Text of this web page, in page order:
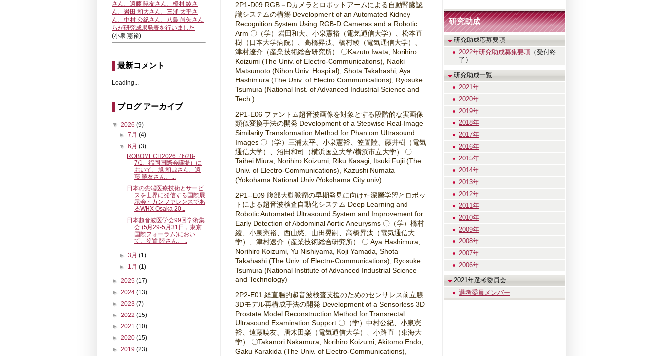
2P1-D09 RGB－Dカメラとロボットアームによる自動腎臓認
識システムの構築 Development of an Automated Kidney
Recognition System Using RGB-D Cameras and a Robotic
Arm 〇（学）岩田和大、小泉憲裕（電気通信大学）、松本直
樹（日本大学病院）、高橋昇汰、橋村綾（電気通信大学）、
津村遼介（産業技術総合研究所） 〇Kazuto Iwata, Norihiro
Koizumi (The Univ. of Electro-Communications), Naoki
Matsumoto (Nihon Univ. Hospital), Shota Takahashi, Aya
Hashimura (The Univ. of Electro Communications), Ryosuke
Tsumura (National Inst. of Advanced Industrial Science and
Tech.)
2P1-E06 ファントム超音波画像を対象とする段階的な実画像
類似変換手法の開発 Development of a Stepwise Real-Image
Similarity Transformation Method for Phantom Ultrasound
Images 〇（学）三浦太平、小泉憲裕、笠置陸、藤井樹（電気
通信大学）、沼田和司（横浜国立大学/横浜市立大学） 〇
Taihei Miura, Norihiro Koizumi, Riku Kasagi, Itsuki Fujii (The
Univ. of Electro-Communications), Kazushi Numata
(Yokohama National Univ./Yokohama City univ)
2P1--E09 腹部大動脈瘤の早期発見に向けた深層学習とロボッ
トによる超音波検査自動化システム Deep Learning and
Robotic Automated Ultrasound System and Improvement for
Early Detection of Abdominal Aortic Aneurysms 〇（学）橋村
綾、小泉憲裕、西山悠、山田晃嗣、高橋昇汰（電気通信大
学）、津村遼介（産業技術総合研究所） 〇 Aya Hashimura,
Norihiro Koizumi, Yu Nishiyama, Koji Yamada, Shota
Takahashi (The Univ. of Electro-Communications), Ryosuke
Tsumura (National Institute of Advanced Industrial Science
and Technology)
2P2-E01 経直腸的超音波検査支援のためのセンサレス前立腺
3Dモデル再構成手法の開発 Development of a Sensorless 3D
Prostate Model Reconstruction Method for Transrectal
Ultrasound Examination Support 〇（学）中村公紀、小泉憲
裕、遠藤暁友、唐木田楽（電気通信大学）、小路直（東海大
学） 〇Takanori Nakamura, Norihiro Koizumi, Akitomo Endo,
Gaku Karakida (The Univ. of Electro-Communications),
さん、遠藤 暁友さん、橋村 綾さ
ん、岩田 和大さん、三浦 太平さ
ん、中村 公紀さん、八島 尚矢さん
らが研究成果発表を行いました
(小泉 憲裕)
最新コメント
Loading...
ブログ アーカイブ
▼ 2026 (9)
►7月(4)
▼6月(3)
ROBOMECH2026（6/28-
7/1、福岡国際会議場）に
おいて、旭 和哉さん、遠
藤 暁友さん、...
日本の先端医療技術とサービ
スを世界に発信する国際展
示会・カンファレンスであ
るWHX Osaka 20...
日本超音波医学会99回学術集
会 (5月29-5月31日，東京
国際フォーラム)におい
て、笠置 陸さん、...
►3月(1)
► 1月(1)
► 2025 (17)
► 2024 (13)
► 2023 (7)
► 2022 (15)
► 2021 (10)
► 2020 (15)
► 2019 (23)
研究助成
研究助成応募要項
2022年研究助成募集要項 （受付終
了）
研究助成一覧
2021年
2020年
2019年
2018年
2017年
2016年
2015年
2014年
2013年
2012年
2011年
2010年
2009年
2008年
2007年
2006年
2021年選考委員会
選考委員メンバー